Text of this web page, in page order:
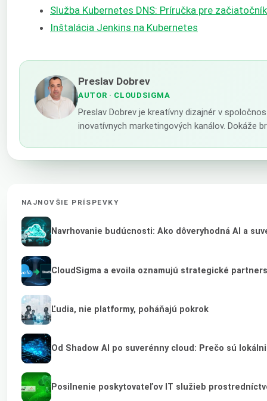
Služba Kubernetes DNS: Príručka pre
Inštalácia Jenkins na Kubernetes
Preslav Dobrev
AUTOR · CLOUDSIGMA
Preslav Dobrev je kreatívny dizajnér v
inovatívnych marketingových kanálov. Dokáže
NAJNOVŠIE PRÍSPEVKY
Navrhovanie budúcnosti: Ako dôveryhodná AI a
CloudSigma a evoila oznamujú strategické
Ľudia, nie platformy, poháňajú pokrok
Od Shadow AI po suverénny cloud: Prečo sú
Posilnenie poskytovateľov IT služieb